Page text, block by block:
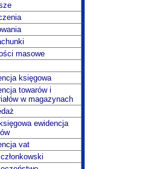
masowe
księgowa
towarów i
w magazynach
ewidencja
vat
członkowski